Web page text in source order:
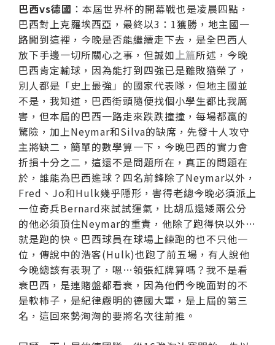
巴西vs德國 ：本屆世界杯的開幕戰也是凌晨四點，
巴西對上克羅埃西亞，最終以3：1獲勝，地主國一
路闖到這裡，今晚是否能繼續走下去，是全巴西人
放下手邊一切所關心之事，但誠如上篇所述，今晚
巴西肯定輸球，因為能打到四強已是雖敗猶榮了，
別人都是「史上最強」的國家代表隊，但地主國並
不是，我知道，巴西街頭隨便找個小學生都比我厲
害，但本屆的巴西一路走來跌跌撞撞，每場都贏的
驚險，加上Neymar和Silva的缺席，先發十人攻守
主將缺二，簡單的數學算一下，今晚巴西的實力會
折損十分之二，這還不是問題所在，真正的問題在
於，誰能為巴西進球？四名前鋒除了Neymar以外，
Fred、Jo和Hulk幾乎隱形，害得老總今晚必須派上
一位奇兵Bernard來試試運氣，比胡瓜還矮兩公分
的他必須頂住Neymar的重責，他除了跑得快以外…
就是跑的快。巴西球員在球場上練跑的也不只他一
位，傳說中的浩客(Hulk)也跑了前五場，有人說他
今晚總該有表現了，嗯…領張紅牌算嗎？我不是看
衰巴西，是連賭盤都看衰，因為他們今晚面對的不
是軟柿子，是紀律嚴明的德國大軍，是上屆的第三
名，這回來勢洶洶的要將名次往前推。